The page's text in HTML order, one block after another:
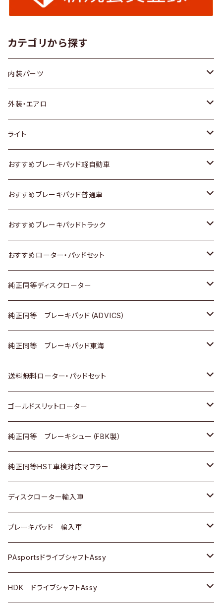
カテゴリから探す
内装パーツ
トヨタ
ホンダ
スズキ
日産
いすゞ
ダイハツ
マツダ
三菱
スバル
日野
三菱ふそう
ＢＭＷ
外装・エアロ
トヨタ
ホンダ
スズキ
日産
いすゞ
ダイハツ
マツダ
三菱
日野
三菱ふそう
ライト
トヨタ
スズキ
日産
いすゞ
ダイハツ
三菱
日野
三菱ふそう
その他
おすすめブレーキパッド軽自動車
トヨタ
ホンダ
スズキ
日産
ダイハツ
マツダ
三菱
スバル
おすすめブレーキパッド普通車
トヨタ
ホンダ
スズキ
日産
いすゞ
ダイハツ
マツダ
三菱
スバル
おすすめブレーキパッドトラック
トヨタ
日産
いすゞ
ダイハツ
マツダ
三菱
おすすめローター・パッドセット
トヨタ
ホンダ
スズキ
日産
ダイハツ
マツダ
三菱
スバル
純正同等ディスクローター
トヨタ
ホンダ
スズキ
日産
いすゞ
ダイハツ
マツダ
三菱
スバル
ＢＥＮＺ
純正同等 ブレーキパッド（ADVICS）
トヨタ
ホンダ
スズキ
日産
ダイハツ
マツダ
三菱
スバル
純正同等 ブレーキパッド東海
トヨタ
ホンダ
日産
いすゞ
ダイハツ
マツダ
三菱
スバル
送料無料ローター・パッドセット
トヨタ
ホンダ
スズキ
日産
ダイハツ
マツダ
三菱
ゴールドスリットローター
トヨタ
ホンダ
スズキ
日産
ダイハツ
マツダ
純正同等 ブレーキシュー（FBK製）
ホンダ
スズキ
日産
ダイハツ
マツダ
純正同等HST車検対応マフラー
トヨタ
ホンダ
スズキ
日産
ディスクローター輸入車
ＡＵＤＩ
ＢＥＮＺ
ＢＭＷ
ブレーキパッド 輸入車
ＢＥＮＺ
ＢＭＷ
PAsportsドライブシャフトAssy
トヨタ
HDK ドライブシャフトAssy